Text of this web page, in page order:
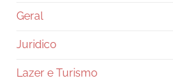
Geral
Juridico
Lazer e Turismo